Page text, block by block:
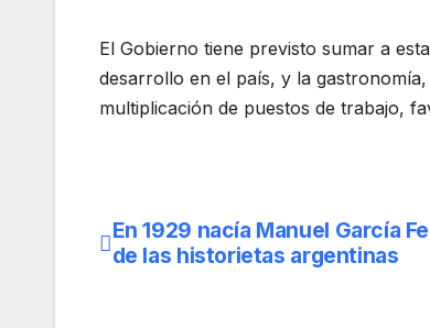
El Gobierno tiene previsto sumar a
desarrollo en el país, y la
multiplicación de puestos de trabajo,
Navegación
En 1929 nacía Manuel García
de las historietas argentinas